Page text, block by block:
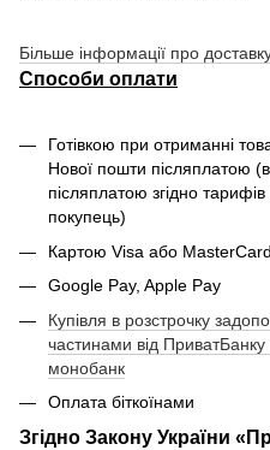
Більше інформації про
Способи оплати
Готівкою при отриманні
Нової пошти післяплатою
післяплатою згідно
покупець)
Картою Visa або
Google Pay, Apple Pay
Купівля в розстрочку
частинами від ПриватБанку
монобанк
Оплата біткоїнами
Згідно Закону України